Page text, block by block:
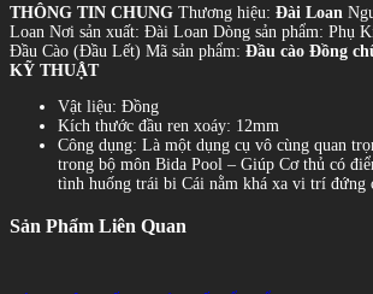
THÔNG TIN CHUNG Thương hiệu: Đài Loan
Loan Nơi sản xuất: Đài Loan Dòng sản phẩm: Phụ
Đầu Cào (Đầu Lết) Mã sản phẩm: Đầu cào Đồng
KỸ THUẬT
Vật liệu: Đồng
Kích thước đầu ren xoáy: 12mm
Công dụng: Là một dụng cụ vô cùng quan
trong bộ môn Bida Pool – Giúp Cơ thủ có
tình huống trái bi Cái nằm khá xa vi trí đứng
Sản Phẩm Liên Quan